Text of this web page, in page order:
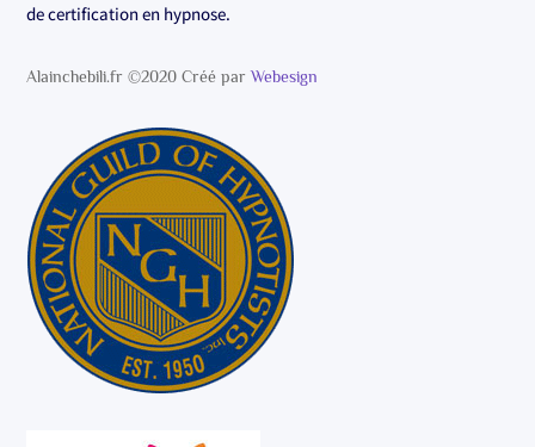
de certification en hypnose.
Alainchebili.fr ©2020 Créé parWebesign